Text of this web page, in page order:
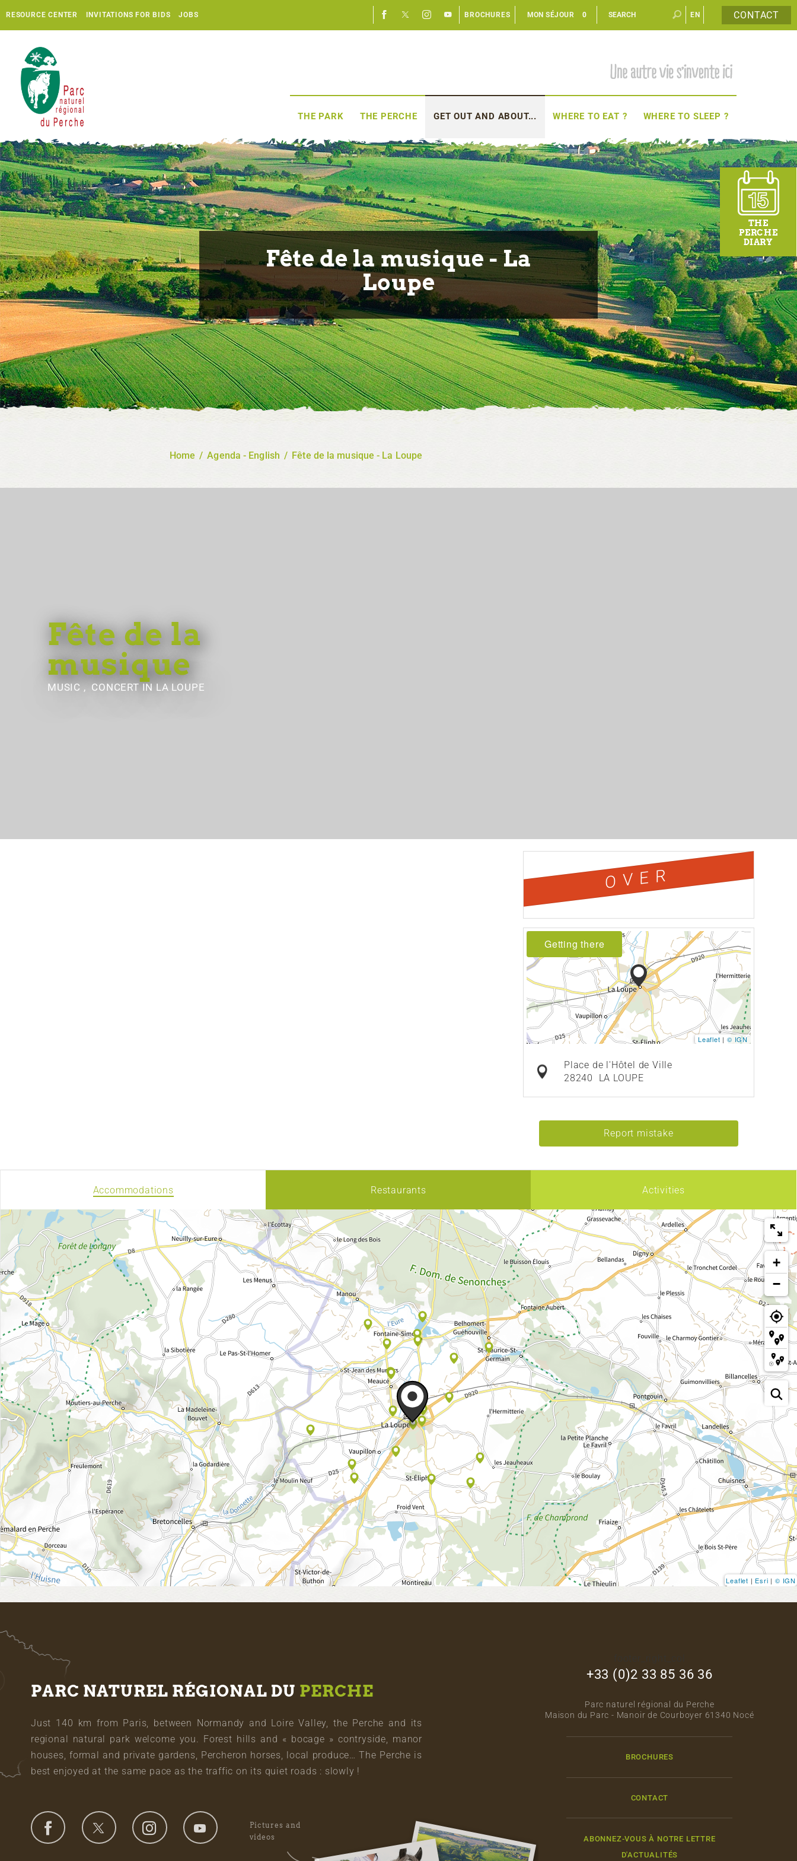
CONTACT
RESOURCE CENTER INVITATIONS FOR BIDS JOBS EN
FR
MON SÉJOUR 0
BROCHURES
THE PARK THE PERCHE GET OUT AND ABOUT... WHERE TO EAT ? WHERE TO SLEEP ?
Fête de la musique - La
Loupe
Home / Agenda - English / Fête de la musique - La Loupe
THE
PERCHE
DIARY
Fête de la
musique
MUSIC , CONCERT IN LA LOUPE
OVER
Getting there
Leaflet | © IGN
Place de l'Hôtel de Ville
28240
LA LOUPE
Report mistake
Accommodations Restaurants Activities
+
−
Leaflet | Esri | © IGN
PARC NATUREL RÉGIONAL DU PERCHE
Just 140 km from Paris, between Normandy and Loire Valley, the Perche and its
regional natural park welcome you. Forest hills and « bocage » contryside, manor
houses, formal and private gardens, Percheron horses, local produce… The Perche is
best enjoyed at the same pace as the traffic on its quiet roads : slowly !
Pictures and
videos
+33 (0)2 33 85 36 36
Parc naturel régional du Perche
Maison du Parc - Manoir de Courboyer 61340 Nocé
BROCHURES
CONTACT
ABONNEZ-VOUS À NOTRE LETTRE
D'ACTUALITÉS